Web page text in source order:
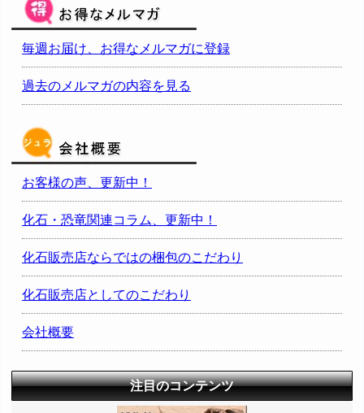
毎週お届け、お得なメルマガに登録
過去のメルマガの内容を見る
お客様の声、更新中！
化石・恐竜関連コラム、更新中！
化石販売店ならではの梱包のこだわり
化石販売店としてのこだわり
会社概要
注目のコンテンツ